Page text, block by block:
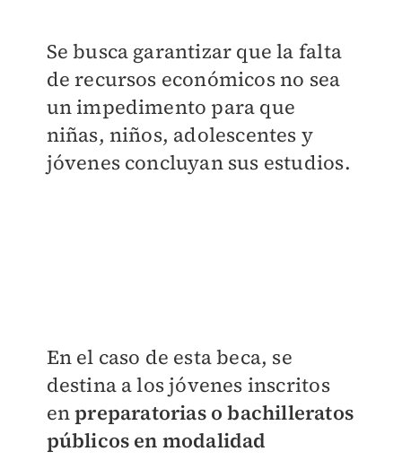
Se busca garantizar que la falta
de recursos económicos no sea
un impedimento para que
niñas, niños, adolescentes y
jóvenes concluyan sus estudios.
En el caso de esta beca, se
destina a los jóvenes inscritos
enpreparatorias o bachilleratos
públicos en modalidad